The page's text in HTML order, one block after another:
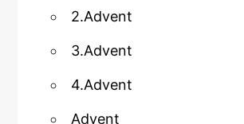
2.Advent
3.Advent
4.Advent
Advent